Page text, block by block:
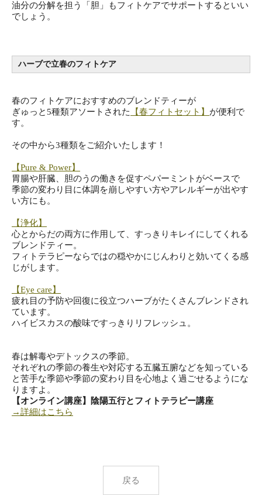
油分の分解を担う「胆」
もフィトケアでサポートするといい
でしょう。
ハーブで立春のフィトケア
春のフィトケアにおすすめのブレンドティーが
ぎゅっと5種類アソートされた
【春フィトセット】 が便利で
す。
その中から3種類をご紹介いたします！
【Pure & Power】
胃腸や肝臓、胆のうの働きを促すペパーミントがベースで
季節の変わり目に体調を崩しやすい方やアレルギーが出やす
い方に も。
【浄化】
心とからだの両方に作用して、 すっきりキレイにしてくれる
ブレンドティー。
フィトテラピーならではの穏やかにじんわりと効いてくる感
じがし ます。
【Eye care】
疲れ目の予防や回復に役立つハーブがたくさんブレンドされ
ています。
ハイビスカスの酸味ですっきりリフレッシュ。
春は解毒やデトックスの季節。
それぞれの季節の養生や対応する五臓五腑などを知っている
と苦手な季節や季節の変わり目を心地よく過ごせるようにな
りますよ。
【オンライン講座】陰陽五行とフィトテラピー講座
→詳細はこちら
戻る